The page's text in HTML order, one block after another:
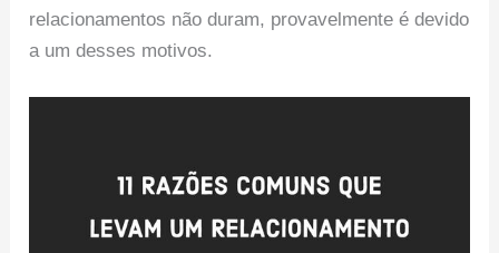
relacionamentos não duram, provavelmente é devido
a um desses motivos.